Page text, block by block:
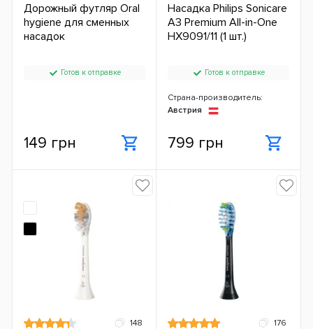
Дорожный футляр Oral
hygiene для сменных
насадок
Готов к отправке
149 грн
Насадка Philips Sonicare
A3 Premium All-in-One
HX9091/11 (1 шт.)
Готов к отправке
Страна-производитель:
Австрия
799 грн
148 176